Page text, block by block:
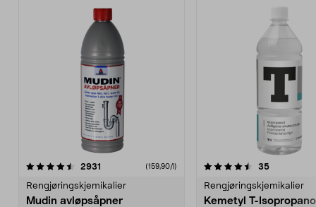
2931 anmeldelser(159,90/l)
Rengjøringskjemikalier
Mudin avløpsåpner
4.5 av 5 stjerner 35
Rengjøringskjemikalier
Kemetyl T-
3.5 av 5 stjerner